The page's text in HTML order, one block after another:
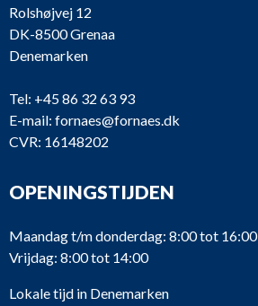
Rolshøjvej 12
DK-8500 Grenaa
Denemarken
Tel: +45 86 32 63 93
E-mail: fornaes@fornaes.dk
CVR: 16148202
OPENINGSTIJDEN
Maandag t/m donderdag: 8:00 tot 16:00
Vrijdag: 8:00 tot 14:00
Lokale tijd in Denemarken